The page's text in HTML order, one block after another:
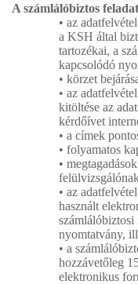
A számlálóbiztos
• az
a KSH által
tartozékai, a
kapcsolódó
• körzet
• az
kitöltése az
kérdőívet
• a címek
• folyamatos
•
• az
használt
nyomtatvány,
• a
hozzávetőleg
elektronikus